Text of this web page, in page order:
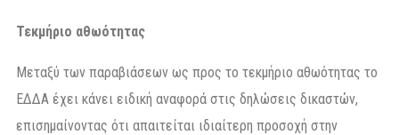
Τεκμήριο αθωότητας
Μεταξύ των παραβιάσεων ως προς το τεκμήριο αθωότητας το
ΕΔΔΑ έχει κάνει ειδική αναφορά στις δηλώσεις δικαστών,
επισημαίνοντας ότι απαιτείται ιδιαίτερη προσοχή στην